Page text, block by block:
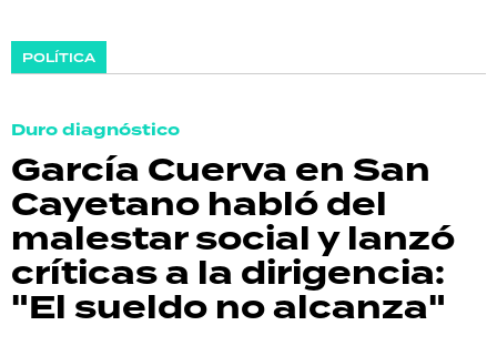
POLÍTICA
Duro diagnóstico
García Cuerva en San
Cayetano habló del
malestar social y lanzó
críticas a la dirigencia:
"El sueldo no alcanza"